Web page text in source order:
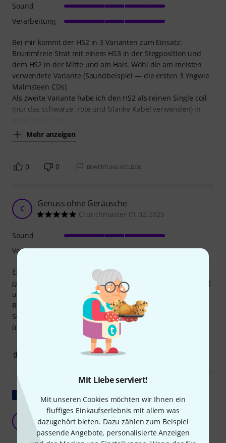
Mit Liebe serviert!
Mit unseren Cookies möchten wir Ihnen ein
fluffiges Einkaufserlebnis mit allem was
dazugehört bieten. Dazu zählen zum Beispiel
passende Angebote, personalisierte Anzeigen
Bei mir kommt der HS2 in 3 Varianten zum Einsatz:
Brummfreie Strat mit einem HS3 in der Stegposition und
dem HS2 in der Mitte und am Hals. Wohl die am meisten
verwendete Variante (Soundbeispiel — die ersten 3 Yngwie
Malmsteen CDs).
Als zweite Variante habe ich den HS2 als reinen Single coil
(nur das schwarze, rote und blanke Kabel verwenden) in
Mehr anzeigen
Sound
Verarbeitung
0 0 BEWERTUNG MELDEN
C Genuss ohne Geräusche
Crunchmaster 01.02.2025
Eigentlich wollte ich den Area 67 einbauen. Da dieser
gerade nicht lieferbar war, entschied ich mich für den HS-2
und habe es nicht bereut. Eingebaut in eine ältere Peavey
Raptor in der Halsposition, ergibt sich ein toller Singlecoil-
Sound frei von Nebengeräuschen. Bin sehr positiv
überrascht!
Sound
Verarbeitung
BEWERTUNG MELDEN
GrecYo 31.10.2024